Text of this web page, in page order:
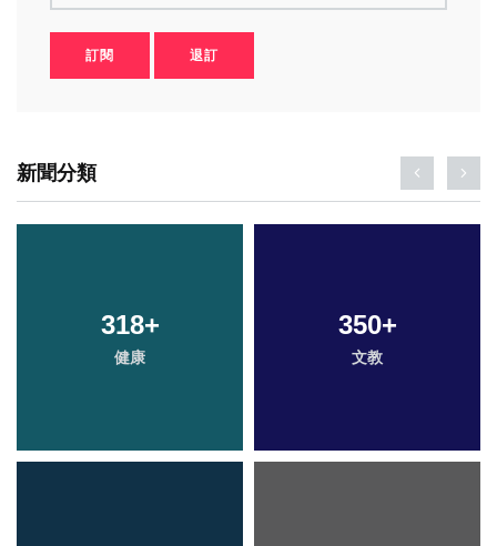
訂閱 退訂
新聞分類
318+
健康
350+
文教
96+
宗教
3+
大陸